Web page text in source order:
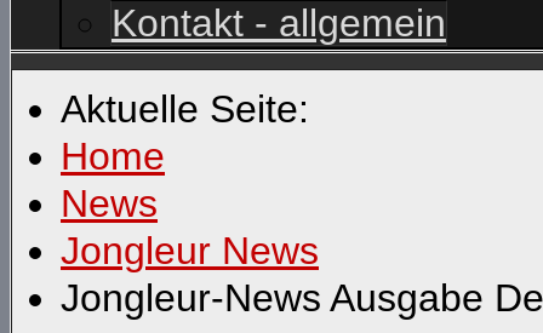
Kontakt - allgemein
Aktuelle Seite:
Home
News
Jongleur News
Jongleur-News Ausgabe